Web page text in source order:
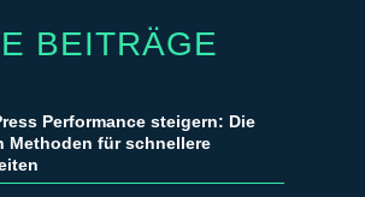
BEITRÄGE
Performance steigern: Die
Methoden für schnellere